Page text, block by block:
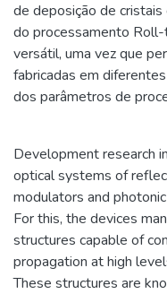
de deposição de
do processamento
versátil, uma vez que
fabricadas em
dos parâmetros de
Development research
optical systems of
modulators and
For this, the devices
structures capable of
propagation at high
These structures are